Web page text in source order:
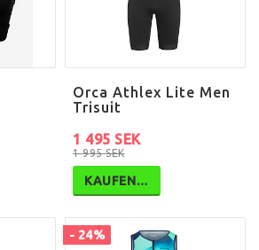
Orca Athlex Lite Men
Trisuit
1 995 SEK
1 495 SEK
KAUFEN…
- 24%